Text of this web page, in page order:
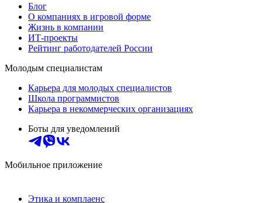
Блог
О компаниях в игровой форме
Жизнь в компании
ИТ-проекты
Рейтинг работодателей России
Молодым специалистам
Карьера для молодых специалистов
Школа программистов
Карьера в некоммерческих организациях
Боты для уведомлений
Мобильное приложение
Этика и комплаенс